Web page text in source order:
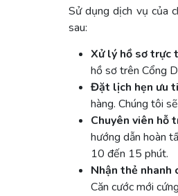
Sử dụng dịch vụ của
sau:
Xử lý hồ sơ trực
hồ sơ trên Cổng
Đặt lịch hẹn ưu
hàng. Chúng tôi
Chuyên viên hỗ
hướng dẫn hoàn
10 đến 15 phút.
Nhận thẻ nhanh
Căn cước mới